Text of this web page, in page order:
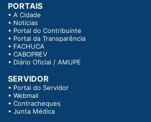
PORTAIS
• A Cidade
• Notícias
• Portal do Contribuinte
• Portal da Transparência
• FACHUCA
• CABOPREV
• Diário Oficial / AMUPE
SERVIDOR
• Portal do Servidor
• Webmail
• Contracheques
• Junta Médica